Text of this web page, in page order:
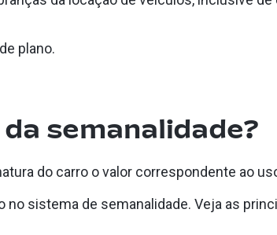
plano.
semanalidade?
do carro o valor correspondente ao
sistema de semanalidade. Veja as